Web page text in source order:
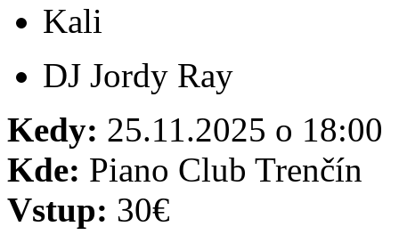
Kali
DJ Jordy Ray
Kedy: 25.11.2025 o 18:00
Kde: Piano Club Trenčín
Vstup: 30€